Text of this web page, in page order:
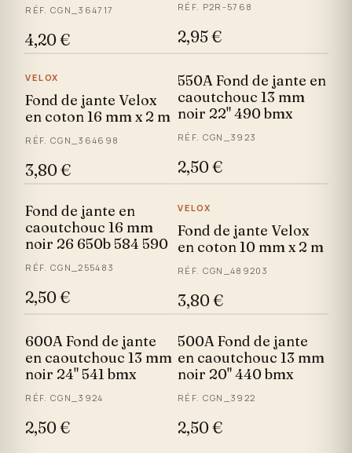
RÉF. CGN_364717
4,20 €
RÉF. P2R-5768
2,95 €
VELOX
Fond de jante Velox
en coton 16 mm x 2 m
RÉF. CGN_364698
3,80 €
550A Fond de jante en
caoutchouc 13 mm
noir 22" 490 bmx
RÉF. CGN_3923
2,50 €
Fond de jante en
caoutchouc 16 mm
noir 26 650b 584 590
RÉF. CGN_255483
2,50 €
VELOX
Fond de jante Velox
en coton 10 mm x 2 m
RÉF. CGN_489203
3,80 €
600A Fond de jante
en caoutchouc 13 mm
noir 24" 541 bmx
RÉF. CGN_3924
2,50 €
500A Fond de jante
en caoutchouc 13 mm
noir 20" 440 bmx
RÉF. CGN_3922
2,50 €